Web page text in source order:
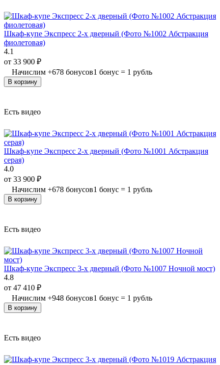
Шкаф-купе Экспресс 2-х дверный (Фото №1002 Абстракция
фиолетовая)
4.1
от 33 900 ₽
Начислим +678 бонусов1 бонус = 1 рубль
В корзину
Есть видео
Шкаф-купе Экспресс 2-х дверный (Фото №1001 Абстракция
серая)
4.0
от 33 900 ₽
Начислим +678 бонусов1 бонус = 1 рубль
В корзину
Есть видео
Шкаф-купе Экспресс 3-х дверный (Фото №1007 Ночной мост)
4.8
от 47 410 ₽
Начислим +948 бонусов1 бонус = 1 рубль
В корзину
Есть видео